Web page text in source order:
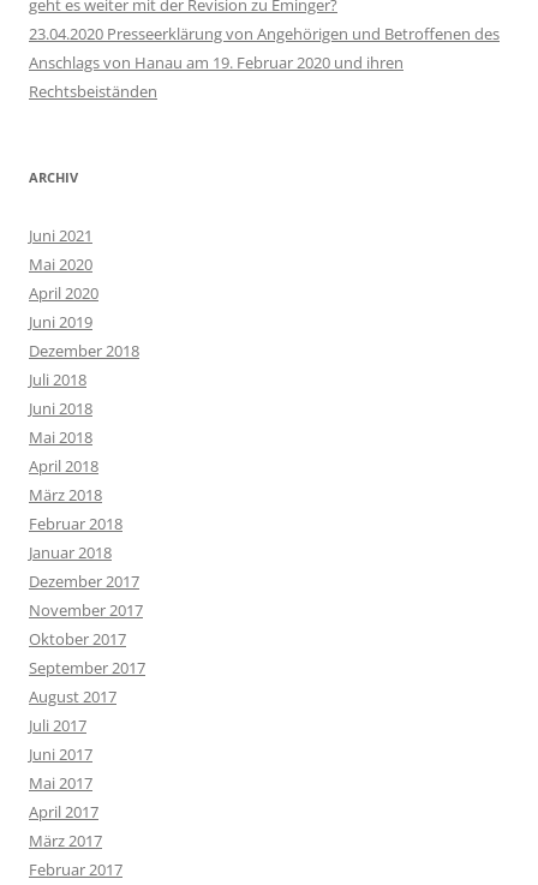
geht es weiter mit der Revision zu Eminger?
23.04.2020 Presseerklärung von Angehörigen und Betroffenen des
Anschlags von Hanau am 19. Februar 2020 und ihren
Rechtsbeiständen
ARCHIV
Juni 2021
Mai 2020
April 2020
Juni 2019
Dezember 2018
Juli 2018
Juni 2018
Mai 2018
April 2018
März 2018
Februar 2018
Januar 2018
Dezember 2017
November 2017
Oktober 2017
September 2017
August 2017
Juli 2017
Juni 2017
Mai 2017
April 2017
März 2017
Februar 2017